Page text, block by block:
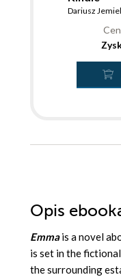
Dariusz
Opis
Emmais a novel
is set in the
the surrounding